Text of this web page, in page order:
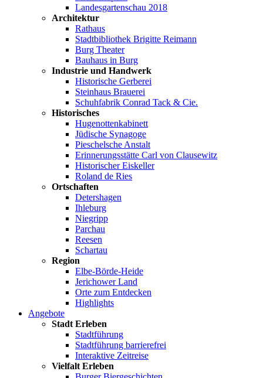
Landesgartenschau 2018
Architektur
Rathaus
Stadtbibliothek Brigitte Reimann
Burg Theater
Bauhaus in Burg
Industrie und Handwerk
Historische Gerberei
Steinhaus Brauerei
Schuhfabrik Conrad Tack & Cie.
Historisches
Hugenottenkabinett
Jüdische Synagoge
Pieschelsche Anstalt
Erinnerungsstätte Carl von Clausewitz
Historischer Eiskeller
Roland de Ries
Ortschaften
Detershagen
Ihleburg
Niegripp
Parchau
Reesen
Schartau
Region
Elbe-Börde-Heide
Jerichower Land
Orte zum Entdecken
Highlights
Angebote
Stadt Erleben
Stadtführung
Stadtführung barrierefrei
Interaktive Zeitreise
Vielfalt Erleben